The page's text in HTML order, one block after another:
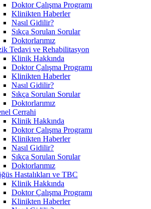
Doktor Çalışma Programı
Klinikten Haberler
Nasıl Gidilir?
Sıkça Sorulan Sorular
Doktorlarımız
Tedavi ve Rehabilitasyon
Klinik Hakkında
Doktor Çalışma Programı
Klinikten Haberler
Nasıl Gidilir?
Sıkça Sorulan Sorular
Doktorlarımız
Cerrahi
Klinik Hakkında
Doktor Çalışma Programı
Klinikten Haberler
Nasıl Gidilir?
Sıkça Sorulan Sorular
Doktorlarımız
Hastalıkları ve TBC
Klinik Hakkında
Doktor Çalışma Programı
Klinikten Haberler